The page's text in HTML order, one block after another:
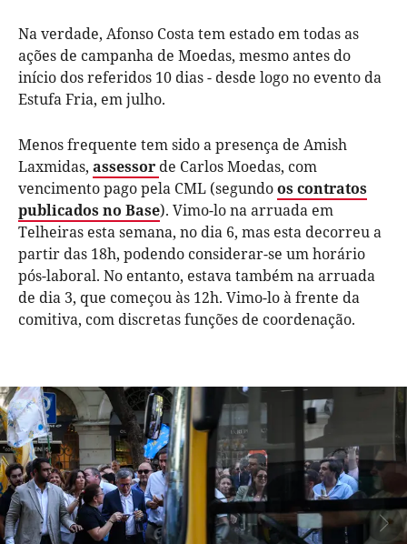
Na verdade, Afonso Costa tem estado em todas as
ações de campanha de Moedas, mesmo antes do
início dos referidos 10 dias - desde logo no evento da
Estufa Fria, em julho.
Menos frequente tem sido a presença de Amish
Laxmidas, assessor de Carlos Moedas, com
vencimento pago pela CML (segundoos contratos
publicados no Base). Vimo-lo na arruada em
Telheiras esta semana, no dia 6, mas esta decorreu a
partir das 18h, podendo considerar-se um horário
pós-laboral. No entanto, estava também na arruada
de dia 3, que começou às 12h. Vimo-lo à frente da
comitiva, com discretas funções de coordenação.